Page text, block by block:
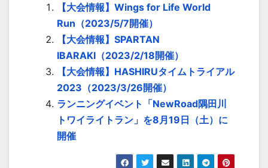
【大会情報】Wings for Life World
Run（2023/5/7開催）
【大会情報】SPARTAN
IBARAKI（2023/2/18開催）
【大会情報】HASHIRUタイムトライアル
2023（2023/3/26開催）
ランニングイベント「NewRoad隅田川
トワイライトラン」を8月19日（土）に
開催